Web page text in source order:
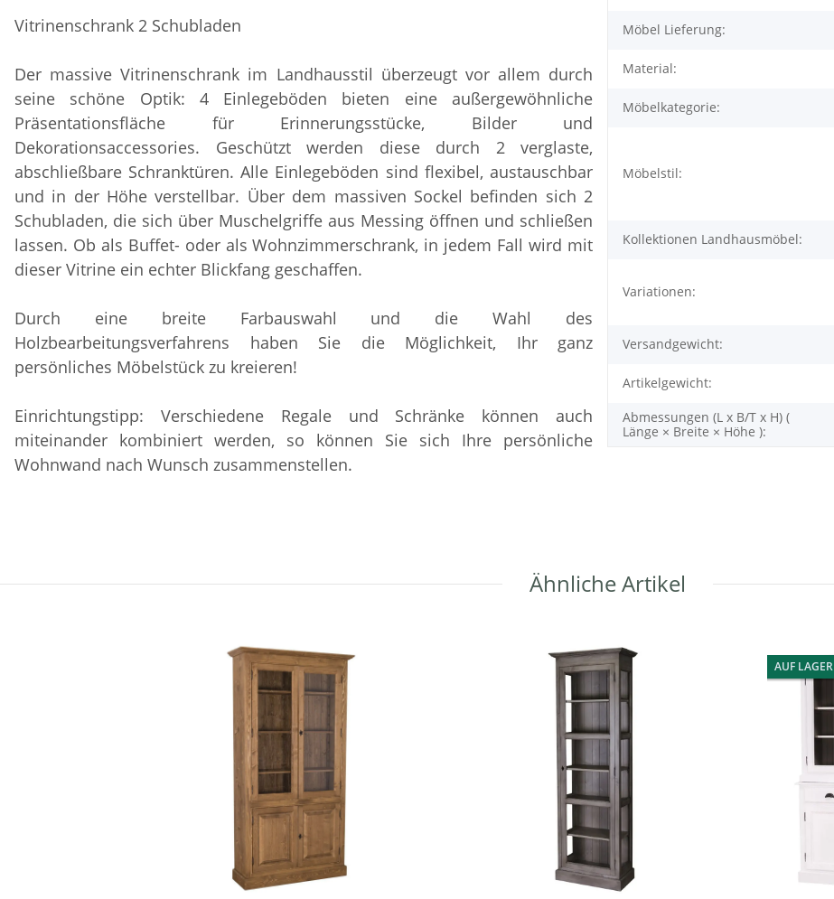
Vitrinenschrank 2 Schubladen
Der massive Vitrinenschrank im Landhausstil überzeugt vor allem durch
seine schöne Optik: 4 Einlegeböden bieten eine außergewöhnliche
Präsentationsfläche für Erinnerungsstücke, Bilder und
Dekorationsaccessories. Geschützt werden diese durch 2 verglaste,
abschließbare Schranktüren. Alle Einlegeböden sind flexibel, austauschbar
und in der Höhe verstellbar. Über dem massiven Sockel befinden sich 2
Schubladen, die sich über Muschelgriffe aus Messing öffnen und schließen
lassen. Ob als Buffet- oder als Wohnzimmerschrank, in jedem Fall wird mit
dieser Vitrine ein echter Blickfang geschaffen.
Durch eine breite Farbauswahl und die Wahl des
Holzbearbeitungsverfahrens haben Sie die Möglichkeit, Ihr ganz
persönliches Möbelstück zu kreieren!
Einrichtungstipp: Verschiedene Regale und Schränke können auch
miteinander kombiniert werden, so können Sie sich Ihre persönliche
Wohnwand nach Wunsch zusammenstellen.
Möbel Lieferung:
Material:
Möbelkategorie:
Möbelstil:
Kollektionen Landhausmöbel:
Variationen:
Versandgewicht:
Artikelgewicht:
Abmessungen (L x B/T x H) (
Länge × Breite × Höhe ):
Ähnliche Artikel
AUF LAGER